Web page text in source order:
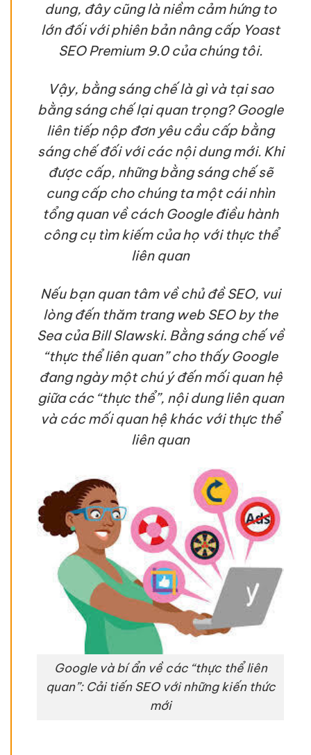
dung, đây cũng là niềm cảm hứng to
lớn đối với phiên bản nâng cấp Yoast
SEO Premium 9.0 của chúng tôi.
Vậy, bằng sáng chế là gì và tại sao
bằng sáng chế lại quan trọng? Google
liên tiếp nộp đơn yêu cầu cấp bằng
sáng chế đối với các nội dung mới. Khi
được cấp, những bằng sáng chế sẽ
cung cấp cho chúng ta một cái nhìn
tổng quan về cách Google điều hành
công cụ tìm kiếm của họ với thực thể
liên quan
Nếu bạn quan tâm về chủ đề SEO, vui
lòng đến thăm trang web SEO by the
Sea của Bill Slawski. Bằng sáng chế về
“thực thể liên quan” cho thấy Google
đang ngày một chú ý đến mối quan hệ
giữa các “thực thể”, nội dung liên quan
và các mối quan hệ khác với thực thể
liên quan
Google và bí ẩn về các “thực thể liên
quan”: Cải tiến SEO với những kiến thức
mới